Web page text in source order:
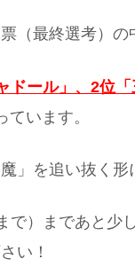
（最終選考）の
ドール」、2位
ています。
」を追い抜く
で）まであと少
い！